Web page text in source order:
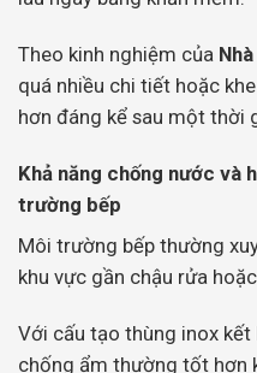
Theo kinh nghiệm của
quá nhiều chi tiết hoặc
hơn đáng kể sau một thời
Khả năng chống nước và
trường bếp
Môi trường bếp thường
khu vực gần chậu rửa
Với cấu tạo thùng inox kết
chống ẩm thường tốt hơn